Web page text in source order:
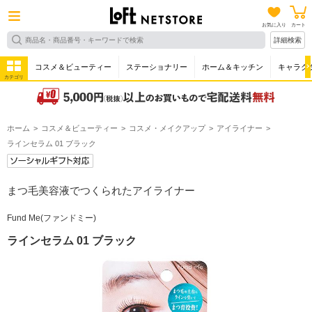
お気に入り カート
詳細検索
カテゴリ
コスメ＆ビューティー ステーショナリー ホーム＆キッチン キャラク
ホーム コスメ＆ビューティー コスメ・メイクアップ
アイライナー
ラインセラム 01 ブラック
まつ毛美容液でつくられたアイライナー
Fund Me(ファンドミー)
ラインセラム 01 ブラック